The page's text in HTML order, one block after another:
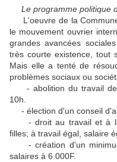
Le programme politique
L'oeuvre de la
le mouvement ouvrier
grandes avancées
très courte existence, tout
Mais elle a tenté de
problèmes sociaux ou
- abolition du travail de
10h.
- élection d'un conseil
- droit au travail et à la
filles; à travail égal, salaire
- création d'un
salaires à 6 000F.